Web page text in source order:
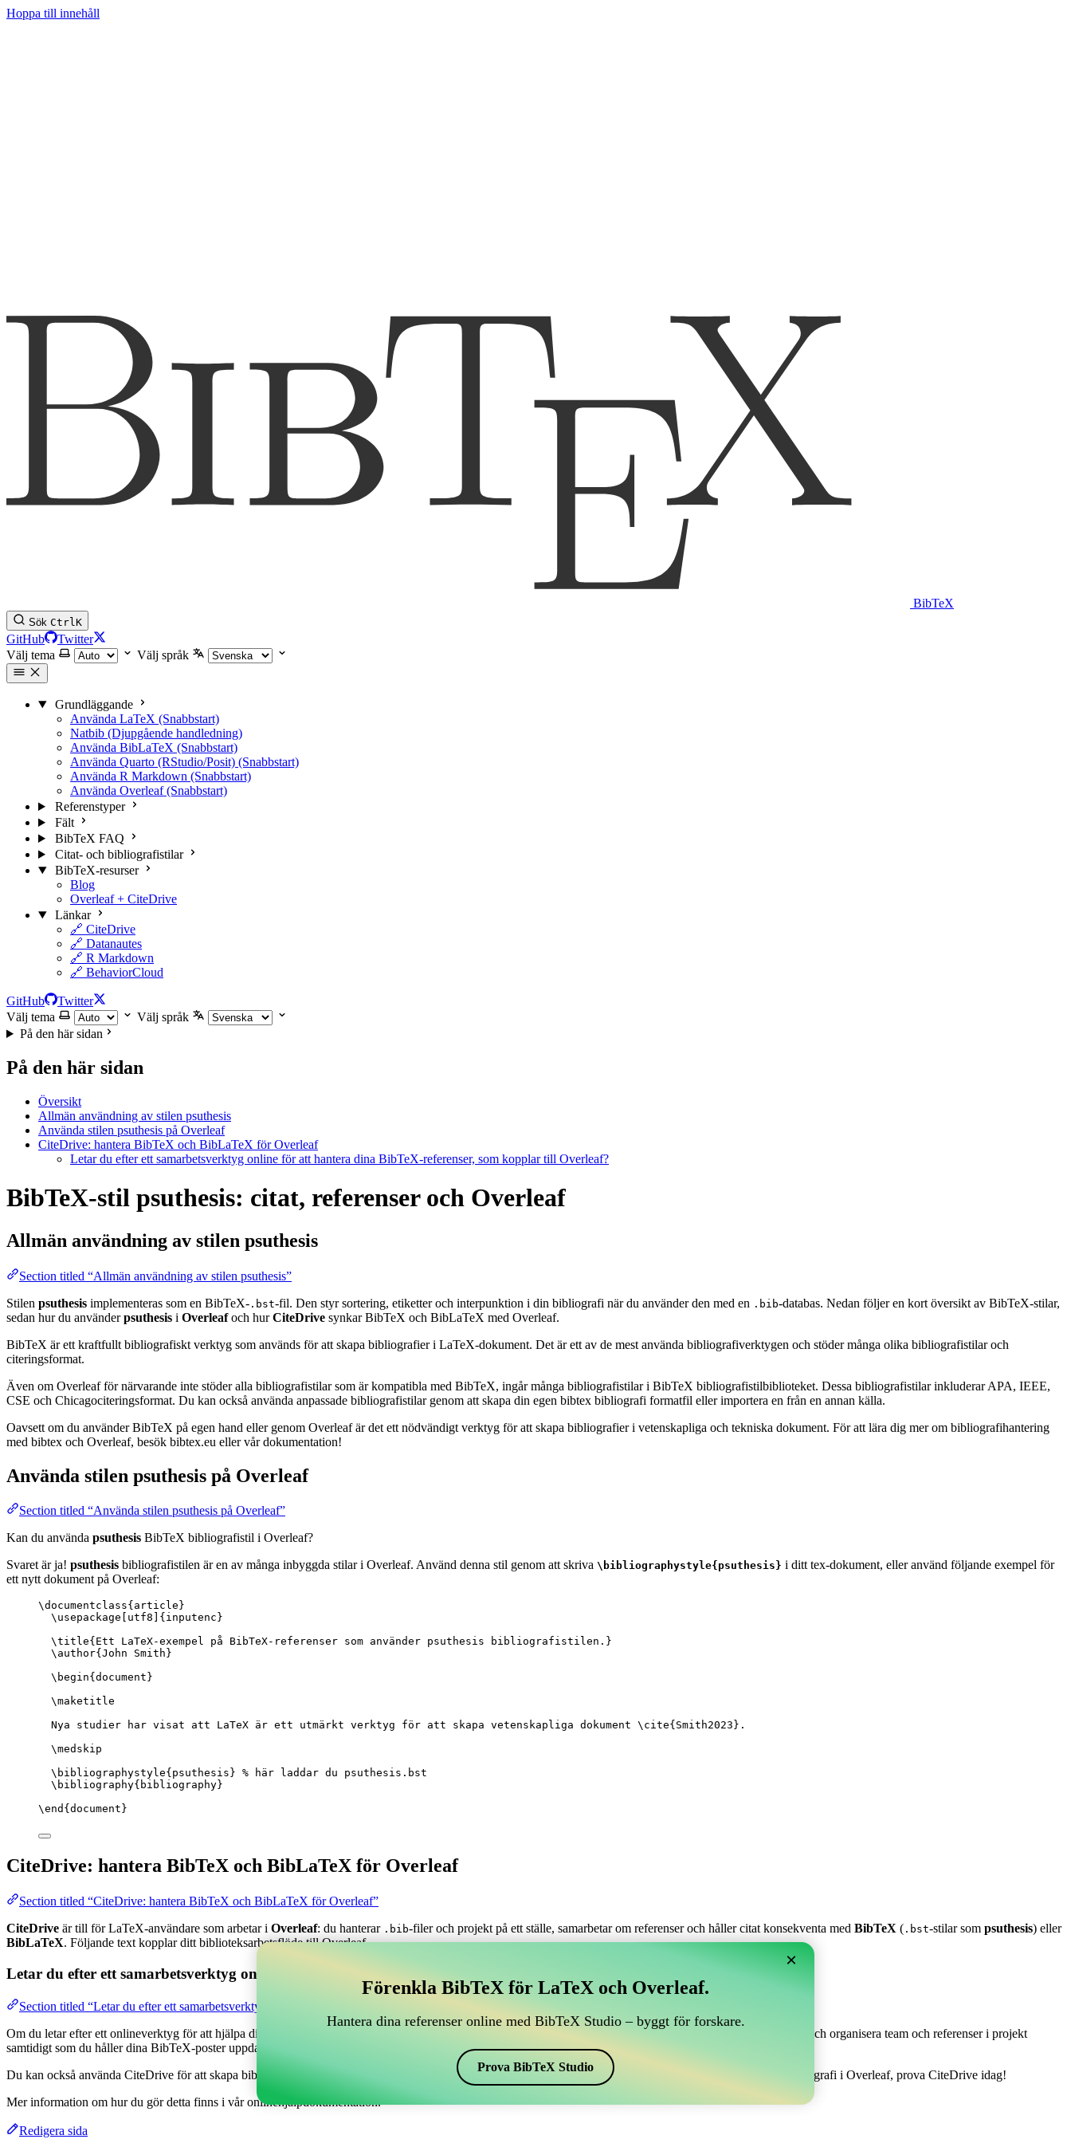
Hoppa till innehåll
BibTeX
Sök CtrlK
GitHub
Twitter
Välj tema
Välj språk
Grundläggande
Använda LaTeX (Snabbstart)
Natbib (Djupgående handledning)
Använda BibLaTeX (Snabbstart)
Använda Quarto (RStudio/Posit) (Snabbstart)
Använda R Markdown (Snabbstart)
Använda Overleaf (Snabbstart)
Referenstyper
Fält
BibTeX FAQ
Citat- och bibliografistilar
BibTeX-resurser
Blog
Overleaf + CiteDrive
Länkar
🔗 CiteDrive
🔗 Datanautes
🔗 R Markdown
🔗 BehaviorCloud
GitHub
Twitter
Välj tema
Välj språk
På den här sidan
På den här sidan
Översikt
Allmän användning av stilen psuthesis
Använda stilen psuthesis på Overleaf
CiteDrive: hantera BibTeX och BibLaTeX för Overleaf
Letar du efter ett samarbetsverktyg online för att hantera dina BibTeX-referenser, som kopplar till Overleaf?
BibTeX-stil psuthesis: citat, referenser och Overleaf
Allmän användning av stilen psuthesis
Section titled “Allmän användning av stilen psuthesis”
Stilen psuthesis implementeras som en BibTeX- .bst-fil. Den styr sortering, etiketter och interpunktion i din bibliografi när du använder den med en .bib-databas. Nedan följer en kort översikt av BibTeX-stilar,
sedan hur du använderpsuthesis i Overleafoch hurCiteDrive synkar BibTeX och BibLaTeX med Overleaf.
BibTeX är ett kraftfullt bibliografiskt verktyg som används för att skapa bibliografier i LaTeX-dokument. Det är ett av de mest använda bibliografiverktygen och stöder många olika bibliografistilar och
citeringsformat.
Även om Overleaf för närvarande inte stöder alla bibliografistilar som är kompatibla med BibTeX, ingår många bibliografistilar i BibTeX bibliografistilbiblioteket. Dessa bibliografistilar inkluderar APA, IEEE,
CSE och Chicagociteringsformat. Du kan också använda anpassade bibliografistilar genom att skapa din egen bibtex bibliografi formatfil eller importera en från en annan källa.
Oavsett om du använder BibTeX på egen hand eller genom Overleaf är det ett nödvändigt verktyg för att skapa bibliografier i vetenskapliga och tekniska dokument. För att lära dig mer om bibliografihantering
med bibtex och Overleaf, besök bibtex.eu eller vår dokumentation!
Använda stilen psuthesis på Overleaf
Section titled “Använda stilen psuthesis på Overleaf”
Kan du använda psuthesis BibTeX bibliografistil i Overleaf?
Svaret är ja! psuthesis bibliografistilen är en av många inbyggda stilar i Overleaf. Använd denna stil genom att skriva \bibliographystyle{psuthesis} i ditt tex-dokument, eller använd följande exempel för
ett nytt dokument på Overleaf:
\documentclass{ article }
\usepackage
utf8 ]{ inputenc }
\title{Ett LaTeX-exempel på BibTeX-referenser som använder psuthesis bibliografistilen.}
\author{John Smith}
\begin{ document }
\maketitle
Nya studier har visat att LaTeX är ett utmärkt verktyg för att skapa vetenskapliga dokument \cite{ Smith2023 }.
\medskip
\bibliographystyle{psuthesis} % här laddar du psuthesis.bst
\bibliography{bibliography}
\end { document }
CiteDrive: hantera BibTeX och BibLaTeX för Overleaf
Section titled “CiteDrive: hantera BibTeX och BibLaTeX för Overleaf”
CiteDrive är till för LaTeX-användare som arbetar i Overleaf: du hanterar .bib-filer och projekt på ett ställe, samarbetar om referenser och håller citat konsekventa med BibTeX ( .bst-stilar som psuthesis) eller
BibLaTeX. Följande text kopplar ditt biblioteksarbetsflöde till Overleaf.
Letar du efter ett samarbetsverktyg online för att hantera dina BibTeX-referenser, som kopplar till Overleaf?
Section titled “Letar du efter ett samarbetsverktyg online för att hantera dina BibTeX-referenser, som kopplar till Overleaf?”
Om du letar efter ett onlineverktyg för att hjälpa dig hantera dina referenser, citationer och bibliografi i Overleaf, kan CiteDrive vara perfekt! Det låter dig samla och organisera team och referenser i projekt
samtidigt som du håller dina BibTeX-poster uppdaterade i ditt Overleaf-projekt.
Du kan också använda CiteDrive för att skapa bibliografier och citationer i olika stilar, inklusive psuthesis. Så om du letar efter ett enkelt sätt att hantera din bibliografi i Overleaf, prova CiteDrive idag!
Mer information om hur du gör detta finns i vår onlinehjälpdokumentation.
Redigera sida
×
Förenkla BibTeX för LaTeX och Overleaf.
Hantera dina referenser online med BibTeX Studio – byggt för forskare.
Prova BibTeX Studio